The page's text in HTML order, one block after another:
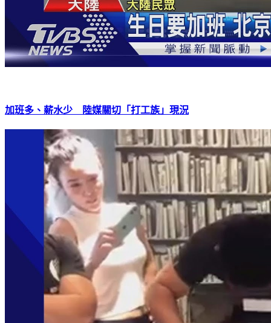
加班多、薪水少 陸媒關切「打工族」現況